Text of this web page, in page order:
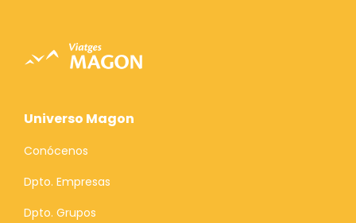
Universo Magon
Conócenos
Dpto. Empresas
Dpto. Grupos